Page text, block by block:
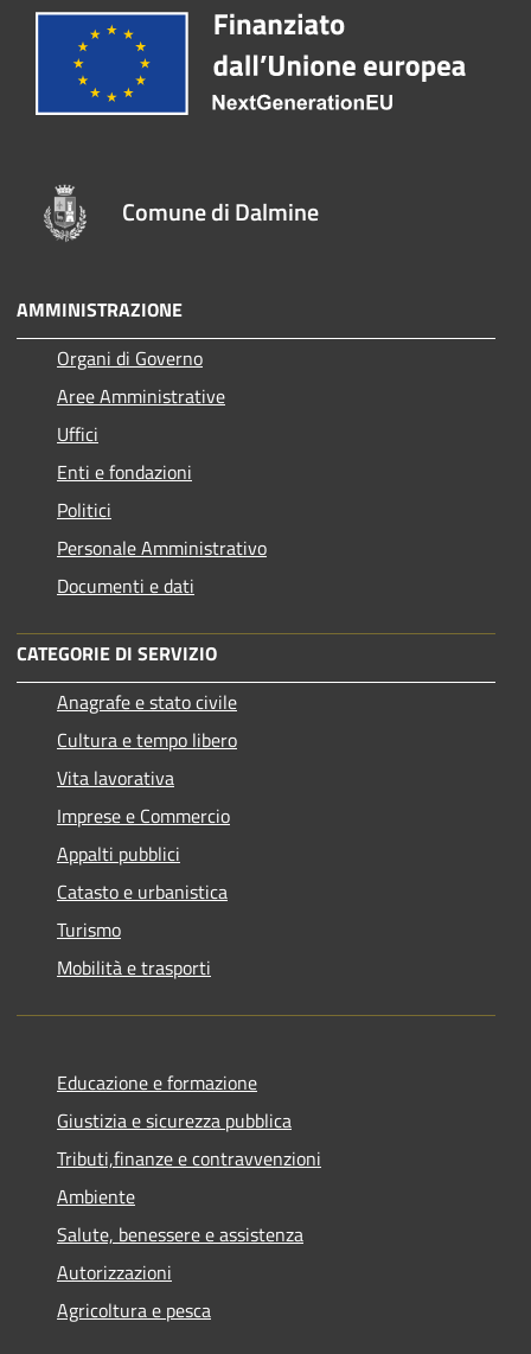
Comune di Dalmine
AMMINISTRAZIONE
Organi di Governo
Aree Amministrative
Uffici
Enti e fondazioni
Politici
Personale Amministrativo
Documenti e dati
CATEGORIE DI SERVIZIO
Anagrafe e stato civile
Cultura e tempo libero
Vita lavorativa
Imprese e Commercio
Appalti pubblici
Catasto e urbanistica
Turismo
Mobilità e trasporti
Educazione e formazione
Giustizia e sicurezza pubblica
Tributi,finanze e contravvenzioni
Ambiente
Salute, benessere e assistenza
Autorizzazioni
Agricoltura e pesca